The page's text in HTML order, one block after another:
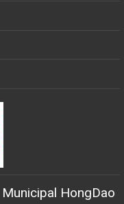
HongDao